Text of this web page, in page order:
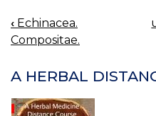
BOOK
NAVIGATION
‹ Echinacea.
Compositae.
A HERBAL